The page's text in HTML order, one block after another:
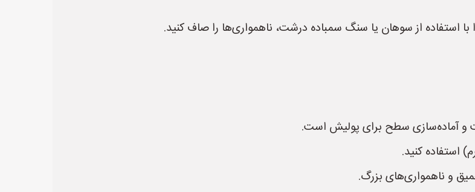
استفاده از سوهان یا سنگ سمباده درشت، ناهمواری‌ها را صاف کنید.
آماده‌سازی سطح برای پولیش است.
استفاده کنید.